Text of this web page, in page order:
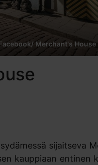
Merchant's House
sijaitseva
kauppiaan entinen